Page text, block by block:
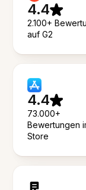
4.4
2.100+
auf G2
4.4
73.000+
Bewertungen
Store